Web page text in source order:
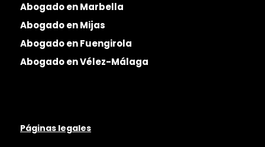
Abogado en Marbella
Abogado en Mijas
Abogado en Fuengirola
Abogado en Vélez-Málaga
Páginas legales